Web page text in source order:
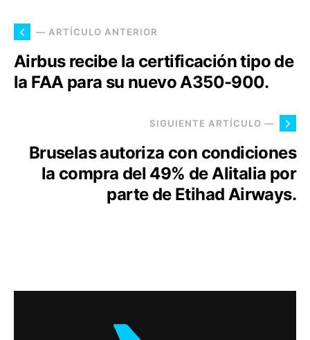
— ARTÍCULO ANTERIOR
Airbus recibe la certificación tipo de
la FAA para su nuevo A350-900.
SIGUIENTE ARTÍCULO —
Bruselas autoriza con condiciones
la compra del 49% de Alitalia por
parte de Etihad Airways.